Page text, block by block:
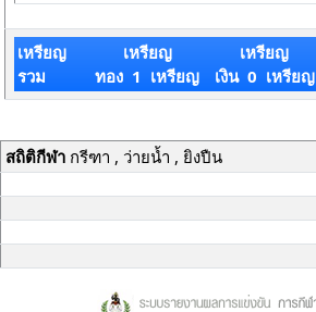
เหรียญ
รวม
เหรียญ
ทอง 1 เหรียญ
เหรียญ
เงิน 0 เหรียญ
สถิติกีฬากรีฑา , ว่ายน้ำ , ยิงปืน